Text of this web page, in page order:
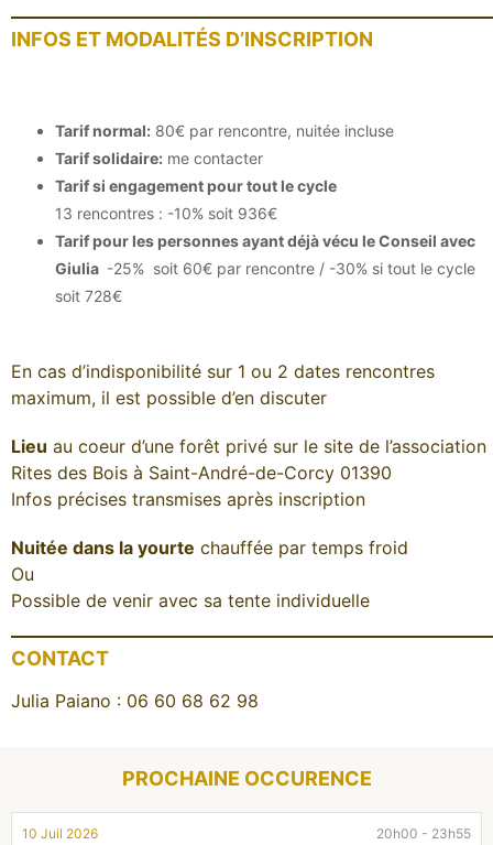
INFOS ET MODALITÉS D’INSCRIPTION
Tarif normal: 80€ par rencontre, nuitée incluse
Tarif solidaire: me contacter
Tarif si engagement pour tout le cycle
13 rencontres : -10% soit 936€
Tarif pour les personnes ayant déjà vécu le Conseil avec
Giulia -25% soit 60€ par rencontre / -30% si tout le cycle
soit 728€
En cas d’indisponibilité sur 1 ou 2 dates rencontres
maximum, il est possible d’en discuter
Lieu au coeur d’une forêt privé sur le site de l’association
Rites des Bois à Saint-André-de-Corcy 01390
Infos précises transmises après inscription
Nuitée dans la yourte chauffée par temps froid
Ou
Possible de venir avec sa tente individuelle
CONTACT
Julia Paiano : 06 60 68 62 98
PROCHAINE OCCURENCE
10 Juil 2026 20h00 - 23h55